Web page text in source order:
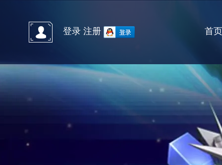
首
登录 注册